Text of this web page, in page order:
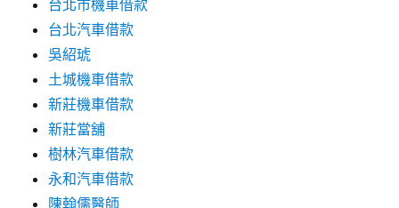
台北市機車借款
台北汽車借款
吳紹琥
土城機車借款
新莊機車借款
新莊當舖
樹林汽車借款
永和汽車借款
陳翰儒醫師